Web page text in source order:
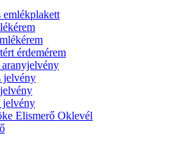
érdemérem
jelvény
jelvény
Elismerő Oklevél